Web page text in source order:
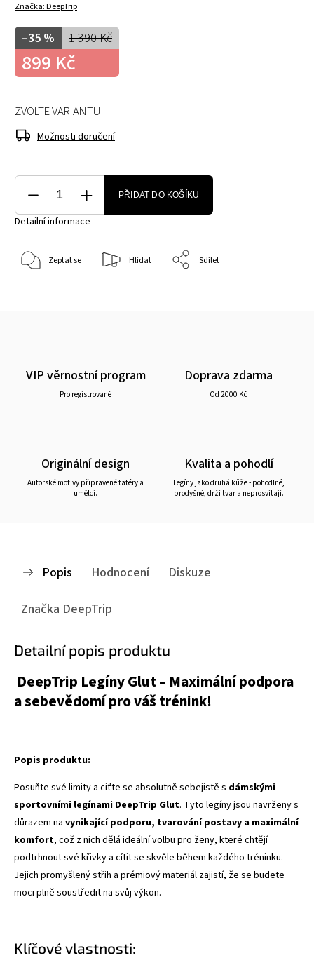
Značka:DeepTrip
1 390 Kč
–35 %
899 Kč
ZVOLTE VARIANTU
Možnosti doručení
PŘIDAT DO KOŠÍKU
Detailní informace
Zeptat se Hlídat Sdílet
VIP věrnostní program
Pro registrované
Doprava zdarma
Od 2000 Kč
Originální design
Autorské motivy připravené tatéry a
umělci.
Kvalita a pohodlí
Legíny jako druhá kůže - pohodlné,
prodyšné, drží tvar a neprosvítají.
Popis Hodnocení
Diskuze
Značka DeepTrip
Detailní popis produktu
DeepTrip Legíny Glut – Maximální podpora
a sebevědomí pro váš trénink!
Popis produktu:
Posuňte své limity a ciťte se absolutně sebejistě s dámskými
sportovními legínami DeepTrip Glut. Tyto legíny jsou navrženy s
důrazem na vynikající podporu, tvarování postavy a maximální
komfort, což z nich dělá ideální volbu pro ženy, které chtějí
podtrhnout své křivky a cítit se skvěle během každého tréninku.
Jejich promyšlený střih a prémiový materiál zajistí, že se budete
moci plně soustředit na svůj výkon.
Klíčové vlastnosti: